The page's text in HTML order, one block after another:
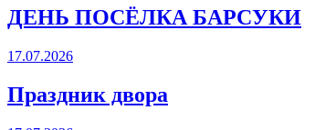
ДЕНЬ ПОСЁЛКА БАРСУКИ
17.07.2026
Праздник двора